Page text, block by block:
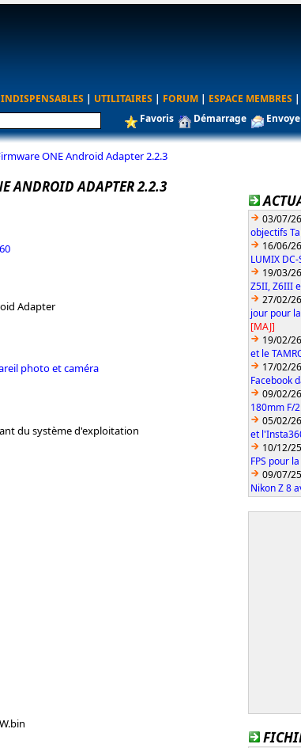
INDISPENSABLES | UTILITAIRES | FORUM | ESPACE MEMBRES |
Favoris Démarrage
ONE Android Adapter 2.2.3
ANDROID ADAPTER 2.2.3
Adapter
photo et caméra
du système d'exploitation
03/07/26
objectifs
16/06/26
LUMIX
19/03/26
Z5II, Z6III
27/02/26
jour pour
[MAJ]
19/02/26
et le
17/02/26
Facebook
09/02/26
180mm F/
05/02/26
et
10/12/25
FPS pour
09/07/25
Nikon Z 8